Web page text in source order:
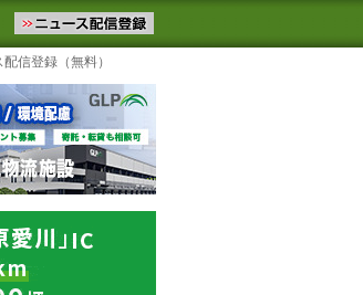
す。物流ニュースメール配信を登録す
よく見るテーマ
信登録（無料）